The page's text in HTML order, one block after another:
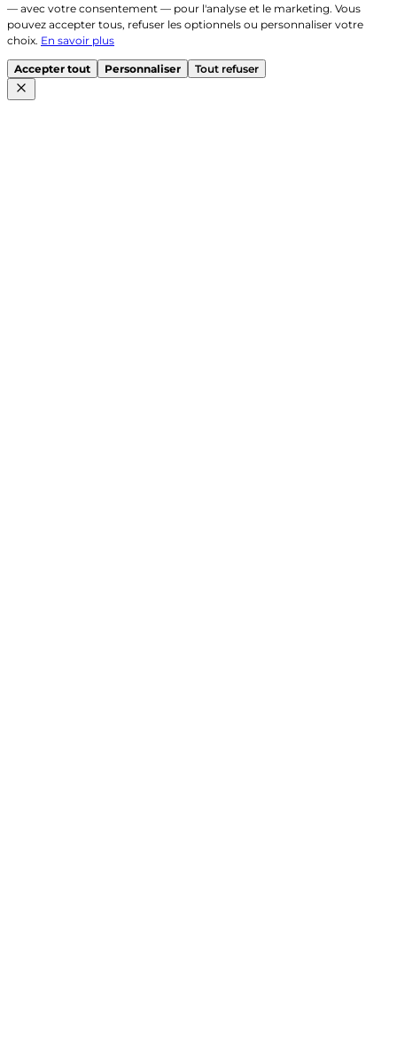
— avec votre consentement — pour l'analyse et le marketing. Vous
pouvez accepter tous, refuser les optionnels ou personnaliser votre
choix. En savoir plus
Accepter tout Personnaliser Tout refuser